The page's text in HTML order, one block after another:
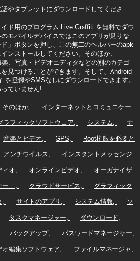
やタブレットにダウンロードしてくださ
ド用のプログラム Live Graffiti を無料でダウ
モバイルデバイスではこのアプリが足りな
」ボタンを押し、この無二のヘルパーのapk
ンストールしてください。そのほか、
楽、写真・ビデオエディタなどの別のカテゴ
見つけることができます。そして、Android
を登録やSMSなしにダウンロードできます。
ていません!
そのほか インターネットとコミュニケー
ラフィックソフトウェア システム ナ
音楽とビデオ GPS Root権限を必要と
アンチウイルス インスタントメッセンジ
ィオ オンラインビデオ オーガナイザ
ー クラウドサービス グラフィック
サイトのアプリ システム情報 ソ
タスクマネージャー ダウンロード
バックアップ パスワードマネージャー
オ編集ソフトウェア ファイルマネージャ